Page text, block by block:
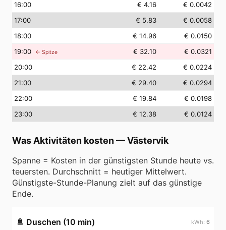
16:00 € 4.16
€ 0.0042
17:00 € 5.83
€ 0.0058
18:00 € 14.96
€ 0.0150
19:00 ← Spitze € 32.10
€ 0.0321
20:00 € 22.42
€ 0.0224
21:00 € 29.40
€ 0.0294
22:00 € 19.84
€ 0.0198
23:00 € 12.38 € 0.0124
Was Aktivitäten kosten —Västervik
Spanne = Kosten in der günstigsten Stunde heute vs.
teuersten. Durchschnitt = heutiger Mittelwert.
Günstigste-Stunde-Planung zielt auf das günstige
Ende.
🚿 Duschen (10 min) 6